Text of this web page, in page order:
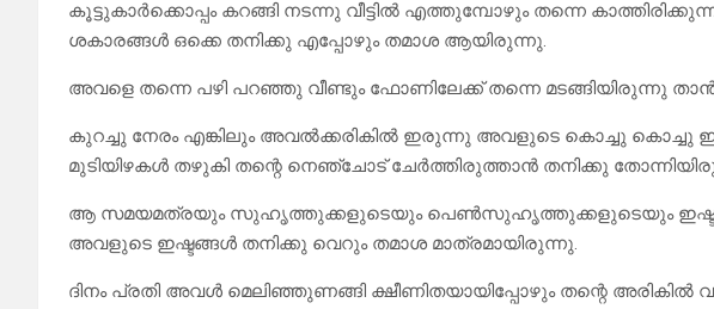
കൂട്ടുകാർക്കൊപ്പം കറങ്ങി നടന്നു വീട്ടിൽ എത്തുമ്പോഴും തന്നെ
ശകാരങ്ങൾ ഒക്കെ തനിക്കു എപ്പോഴും തമാശ ആയിരുന്നു.
അവളെ തന്നെ പഴി പറഞ്ഞു വീണ്ടും ഫോണിലേക്ക് തന്നെ മടങ്ങിയിരുന്നു
കുറച്ചു നേരം എങ്കിലും അവൽക്കരികിൽ ഇരുന്നു അവളുടെ കൊച്ചു കൊച്ചു
മുടിയിഴകൾ തഴുകി തന്റെ നെഞ്ചോട് ചേർത്തിരുത്താൻ തനിക്കു
ആ സമയമത്രയും സുഹൃത്തുക്കളുടെയും പെൺസുഹൃത്തുക്കളുടെയും
അവളുടെ ഇഷ്ടങ്ങൾ തനിക്കു വെറും തമാശ മാത്രമായിരുന്നു.
ദിനം പ്രതി അവൾ മെലിഞ്ഞുണങ്ങി ക്ഷീണിതയായിപ്പോഴും തന്റെ